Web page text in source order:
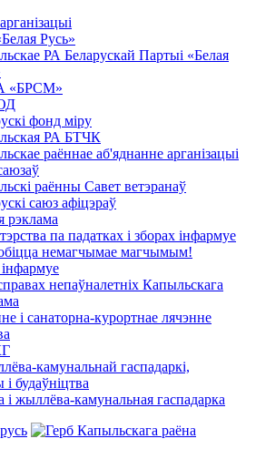
Русь»
РА Беларускай Партыі «Белая
«БРСМ»
фонд міру
РА БТЧК
раённае аб'яднанне арганізацыі
раённы Савет ветэранаў
саюз афіцэраў
рэклама
па падатках і зборах інфармуе
немагчымае магчымым!
непаўналетніх Капыльскага
і санаторна-курортнае лячэнне
камунальнай гаспадаркі,
і будаўніцтва
і жыллёва-камунальная гаспадарка